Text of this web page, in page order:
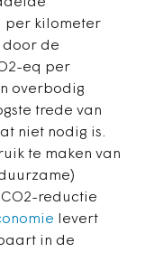
per kilometer
door de
eq per
overbodig
trede van
niet nodig is.
te maken van
reductie
levert
in de